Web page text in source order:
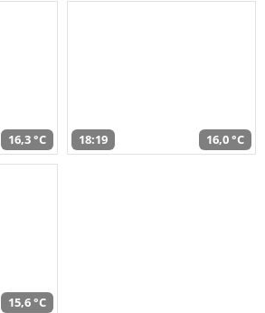
16,3 °C 18:19 16,0 °C
15,6 °C